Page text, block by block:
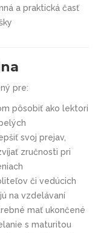
a praktická časť
pre:
pôsobiť ako lektori
svoj prejav,
zručnosti pri
či vedúcich
na vzdelávaní
mať ukončené
s maturitou